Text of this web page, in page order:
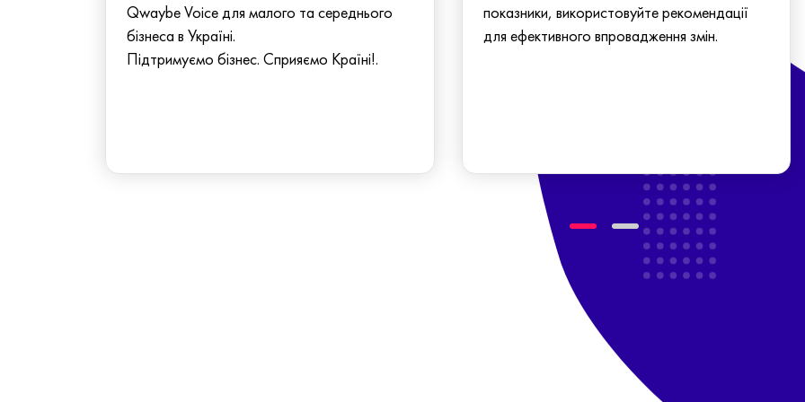
Qwaybe Voice для малого та середнього
бізнеса в Україні.
Підтримуємо бізнес. Сприяємо Країні!.
показники, використовуйте рекомендації
для ефективного впровадження змін.